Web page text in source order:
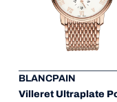
BLANCPAIN